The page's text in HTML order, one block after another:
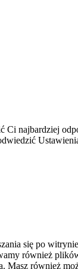
najbardziej
się po
również
Masz również